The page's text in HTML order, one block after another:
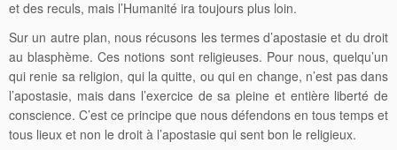
et des reculs, mais l’Humanité ira toujours plus loin.
Sur un autre plan, nous récusons les termes d’apostasie et du droit
au blasphème. Ces notions sont religieuses. Pour nous, quelqu’un
qui renie sa religion, qui la quitte, ou qui en change, n’est pas dans
l’apostasie, mais dans l’exercice de sa pleine et entière liberté de
conscience. C’est ce principe que nous défendons en tous temps et
tous lieux et non le droit à l’apostasie qui sent bon le religieux.